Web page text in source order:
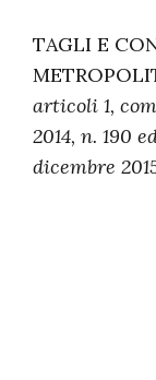
TAGLI E
articoli 1,
2014, n. 190
dicembre